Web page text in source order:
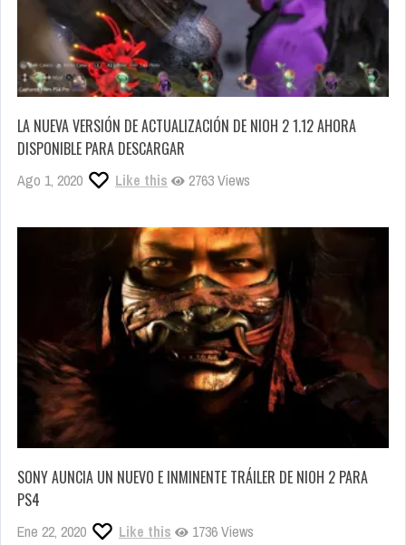
LA NUEVA VERSIÓN DE ACTUALIZACIÓN DE NIOH 2 1.12 AHORA
DISPONIBLE PARA DESCARGAR
Ago 1, 2020 Like this 2763 Views
SONY AUNCIA UN NUEVO E INMINENTE TRÁILER DE NIOH 2 PARA
PS4
Ene 22, 2020 Like this 1736 Views